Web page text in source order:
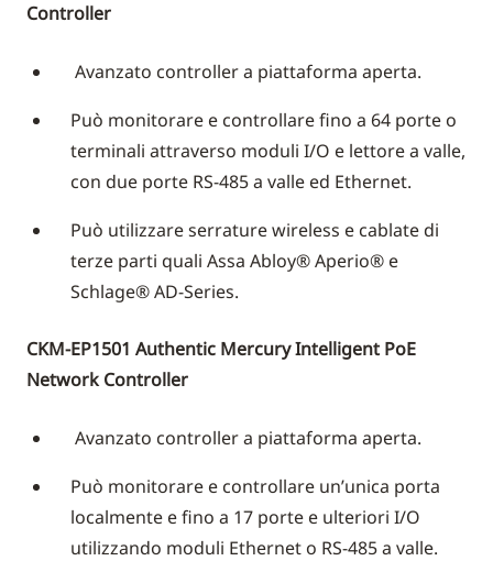
Controller
Avanzato controller a piattaforma aperta.
Può monitorare e controllare fino a 64 porte o
terminali attraverso moduli I/O e lettore a valle,
con due porte RS-485 a valle ed Ethernet.
Può utilizzare serrature wireless e cablate di
terze parti quali Assa Abloy® Aperio® e
Schlage® AD-Series.
CKM-EP1501 Authentic Mercury Intelligent PoE
Network Controller
Avanzato controller a piattaforma aperta.
Può monitorare e controllare un’unica porta
localmente e fino a 17 porte e ulteriori I/O
utilizzando moduli Ethernet o RS-485 a valle.